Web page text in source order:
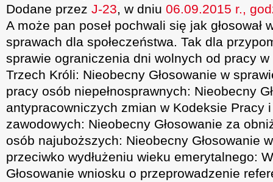
Dodane przez J-23, w dniu 06.09.2015 r.,
A może pan poseł pochwali się jak głosował
sprawach dla społeczeństwa. Tak dla
sprawie ograniczenia dni wolnych od pracy
Trzech Króli: Nieobecny Głosowanie w
pracy osób niepełnosprawnych: Nieobecny
antypracowniczych zmian w Kodeksie Pracy
zawodowych: Nieobecny Głosowanie za
osób najuboższych: Nieobecny Głosowanie
przeciwko wydłużeniu wieku emerytalnego:
Głosowanie wniosku o przeprowadzenie